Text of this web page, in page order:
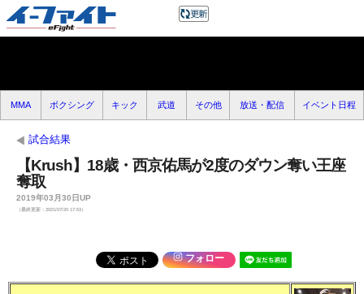
MMA ボクシング キック 武道 その他 放送・配信 イベント日程
試合結果
【Krush】18歳・西京佑馬が2度のダウン奪い王座
奪取
2019年03月30日UP
（最終更新：2021/07/20 17:53）
フォロー